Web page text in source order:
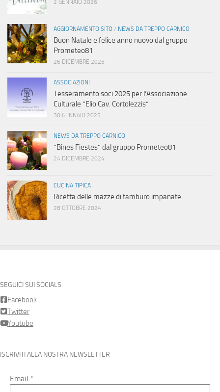
2 GENNAIO 2026
AGGIORNAMENTO SITO / NEWS DA TREPPO CARNICO
Buon Natale e felice anno nuovo dal gruppo
Prometeo81
26 DICEMBRE 2025
ASSOCIAZIONI
Tesseramento soci 2025 per l’Associazione
Culturale “Elio Cav. Cortolezzis”
30 GENNAIO 2025
NEWS DA TREPPO CARNICO
“Bines Fiestes” dal gruppo Prometeo81
24 DICEMBRE 2024
CUCINA TIPICA
Ricetta delle mazze di tamburo impanate
28 OTTOBRE 2024
SEGUICI SUI SOCIALS
Facebook
Twitter
Youtube
ISCRIVITI ALLA NOSTRA NEWSLETTER
Email *